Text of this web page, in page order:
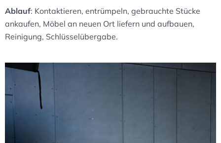
Ablauf: Kontaktieren, entrümpeln, gebrauchte Stücke
ankaufen, Möbel an neuen Ort liefern und aufbauen,
Reinigung, Schlüsselübergabe.